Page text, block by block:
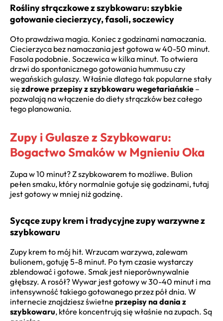
Rośliny strączkowe z szybkowaru: szybkie
gotowanie ciecierzycy, fasoli, soczewicy
Oto prawdziwa magia. Koniec z godzinami namaczania.
Ciecierzyca bez namaczania jest gotowa w 40-50 minut.
Fasola podobnie. Soczewica w kilka minut. To otwiera
drzwi do spontanicznego gotowania hummusu czy
wegańskich gulaszy. Właśnie dlatego tak popularne stały
się zdrowe przepisy z szybkowaru wegetariańskie –
pozwalają na włączenie do diety strączków bez całego
tego planowania.
Zupy i Gulasze z Szybkowaru:
Bogactwo Smaków w Mgnieniu Oka
Zupa w 10 minut? Z szybkowarem to możliwe. Bulion
pełen smaku, który normalnie gotuje się godzinami, tutaj
jest gotowy w mniej niż godzinę.
Sycące zupy krem i tradycyjne zupy warzywne z
szybkowaru
Zupy krem to mój hit. Wrzucam warzywa, zalewam
bulionem, gotuję 5-8 minut. Po tym czasie wystarczy
zblendować i gotowe. Smak jest nieporównywalnie
głębszy. A rosół? Wywar jest gotowy w 30-40 minut i ma
intensywność takiego gotowanego przez pół dnia. W
internecie znajdziesz świetne przepisy na dania z
szybkowaru, które koncentrują się właśnie na zupach. Są